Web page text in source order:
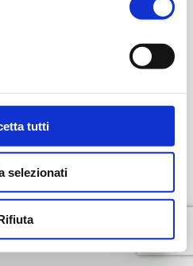
tutti
selezionati